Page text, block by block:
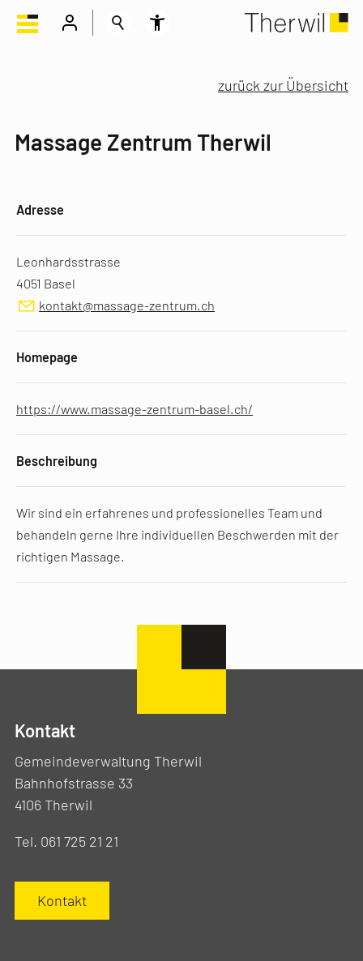
zurück zur Übersicht
Massage Zentrum Therwil
Adresse
Leonhardsstrasse
4051 Basel
kontakt@massage-zentrum.ch
Homepage
https://www.massage-zentrum-basel.ch/
Beschreibung
Wir sind ein erfahrenes und professionelles Team und
behandeln gerne Ihre individuellen Beschwerden mit der
richtigen Massage.
Kontakt
Gemeindeverwaltung Therwil
Bahnhofstrasse 33
4106 Therwil
Tel. 061 725 21 21
Kontakt